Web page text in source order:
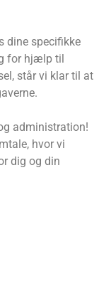
dine specifikke
for hjælp til
står vi klar til at
administration!
hvor vi
dig og din